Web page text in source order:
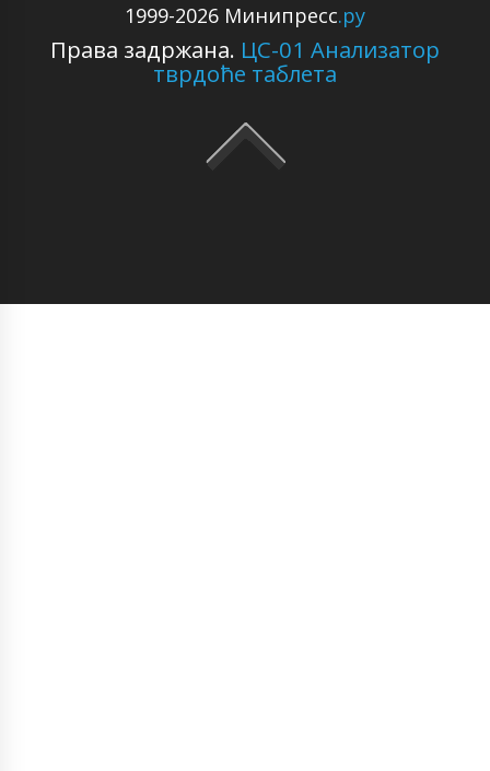
1999-2026 Минипресс.ру
Права задржана. ЦС-01 Анализатор
тврдоће таблета